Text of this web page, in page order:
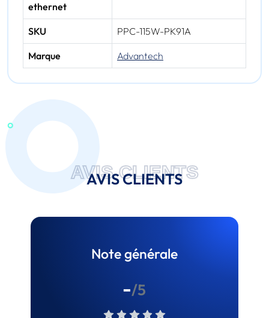
ethernet
SKU PPC-115W-PK91A
Marque Advantech
AVIS CLIENTS
AVIS CLIENTS
Note générale
-/5